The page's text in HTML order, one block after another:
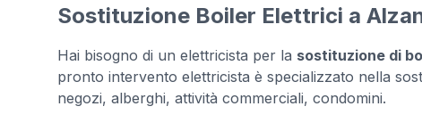
Sostituzione Boiler Elettrici a
Hai bisogno di un elettricista per la sostituzione di
pronto intervento elettricista è specializzato nella
negozi, alberghi, attività commerciali, condomini.